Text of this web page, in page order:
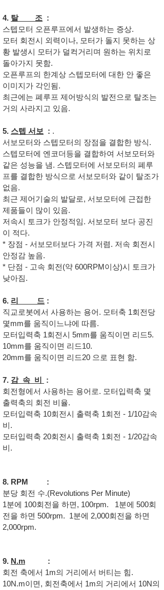
4. 탈 조 :
스텝모터 오픈루프에서 발생하는 증상.
모터 회전시 외력이나, 모터가 돌지 못하는 상
황 발생시 모터가 덜컥거리며 원하는 위치로
돌아가지 못함.
오픈루프의 한계상 스텝모터에 대한 안 좋은
이미지가 각인됨.
​최근에는 폐루프 제어방식의 발전으로 탈조는
거의 사라지고 있음.
5. 스텝 서보 : .
서보모터와 스텝모터의 장점을 결합한 방식.
스텝모터에 엔코더등을 결합하여 서보모터와
같은 성능을 냄. 스텝모터에 서보모터의 폐루
프를 결합한 방식으로 서보모터와 같이 탈조가
없음.
최근 제어기술의 발달로, 서보모터에 근접한
제품들이 많이 있음.
저속시 토크가 안정적임. 서보모터 보다 공진
이 적다.
* 장점 - 서보모터보다 가격 저렴. 저속 회전시
안정감 높음.
* 단점 - 고속 회전(약 600RPM이상)시 토크가
낮아짐.
6. 리 드 :
직교로봇에서 사용하는 용어. 모터축 1회전당
몇mm를 움직이느냐에 따름.
모터입력축 1회전시 5mm를 움직이면 리드5.
10mm를 움직이면 리드10.
20mm를 움직이면 리드20 으로 표현 함.
7. 감 속 비
:
회전형에서 사용하는 용어로. 모터입력축 몇
출력축의 회전 비율.
모터입력축 10회전시 출력축 1회전 - 1/10감속
비.
모터입력축 20회전시 출력축 1회전 - 1/20감속
비.
8. RPM :
분당 회전 수.(Revolutions Per Minute)
1분에 100회전을 하면, 100rpm. 1분에 500회
전을 하면 500rpm. 1분에 2,000회전을 하면
2,000rpm.
9. N.m :
회전 축에서 1m의 거리에서 버티는 힘.
10N.m이면, 회전축에서 1m의 거리에서 10N의